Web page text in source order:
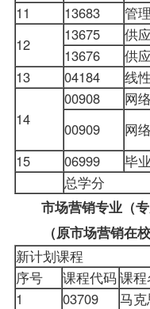
11
13683 管
12
13675 供
13676
供
13
04184 线
14
00908 网
00909
网
15
06999
毕
总学分
市场营销专业（
（原市场营销在
新计划课程
序号
课程代码课
1
03709 马